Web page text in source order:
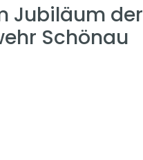
Jubiläum der
Schönau